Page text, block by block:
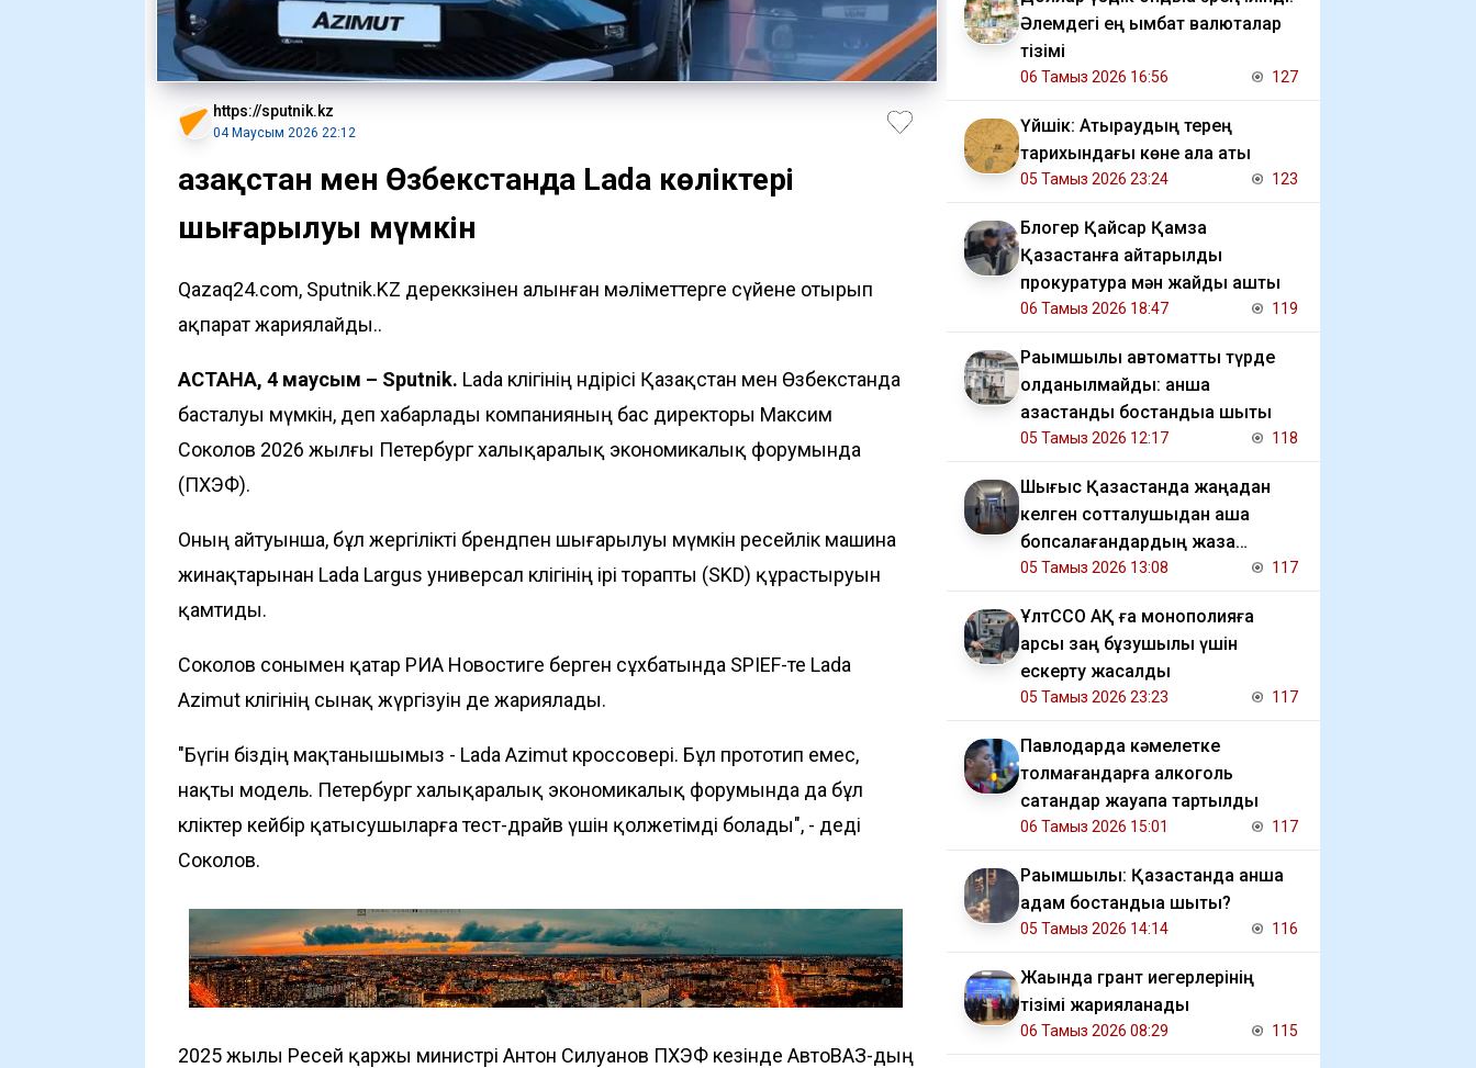
https://sputnik.kz
04 Маусым 2026 22:12
Қазақстан мен Өзбекстанда Lada көліктері
шығарылуы мүмкін
Qazaq24.com, Sputnik.KZ дереккөзінен алынған мәліметтерге сүйене отырып
ақпарат жариялайды..
АСТАНА, 4 маусым – Sputnik. Lada көлігінің өндірісі Қазақстан мен Өзбекстанда
басталуы мүмкін, деп хабарлады компанияның бас директоры Максим
Соколов 2026 жылғы Петербург халықаралық экономикалық форумында
(ПХЭФ).
Оның айтуынша, бұл жергілікті брендпен шығарылуы мүмкін ресейлік машина
жинақтарынан Lada Largus универсал көлігінің ірі торапты (SKD) құрастыруын
қамтиды.
Соколов сонымен қатар РИА Новостиге берген сұхбатында SPIEF-те Lada
Azimut көлігінің сынақ жүргізуін де жариялады.
"Бүгін біздің мақтанышымыз - Lada Azimut кроссовері. Бұл прототип емес,
нақты модель. Петербург халықаралық экономикалық форумында да бұл
көліктер кейбір қатысушыларға тест-драйв үшін қолжетімді болады", - деді
Соколов.
2025 жылы Ресей қаржы министрі Антон Силуанов ПХЭФ кезінде АвтоВАЗ-дың
Әлемдегі ең қымбат валюталар
тізімі
06 Тамыз 2026 16:56 127
Үйшік: Атыраудың терең
тарихындағы көне қала аты
05 Тамыз 2026 23:24 123
Блогер Қайсар Қамза
Қазақстанға қайтарылды
прокуратура мән жайды ашты
06 Тамыз 2026 18:47 119
Рақымшылық автоматты түрде
қолданылмайды: қанша
қазақстандық бостандыққа шықты
05 Тамыз 2026 12:17 118
Шығыс Қазақстанда жаңадан
келген сотталушыдан ақша
бопсалағандардың жаза
мерзімі ұзартылды
05 Тамыз 2026 13:08 117
ҰлтССО АҚ ға монополияға
қарсы заң бұзушылық үшін
ескерту жасалды
05 Тамыз 2026 23:23 117
Павлодарда кәмелетке
толмағандарға алкоголь
сатқандар жауапқа тартылды
06 Тамыз 2026 15:01 117
Рақымшылық: Қазақстанда қанша
адам бостандыққа шықты?
05 Тамыз 2026 14:14 116
Жақында грант иегерлерінің
тізімі жарияланады
06 Тамыз 2026 08:29 115